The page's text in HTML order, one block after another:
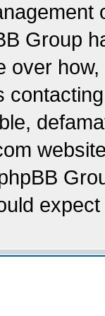
Group
over